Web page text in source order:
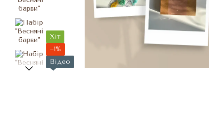
Хіт
−1%
Відео